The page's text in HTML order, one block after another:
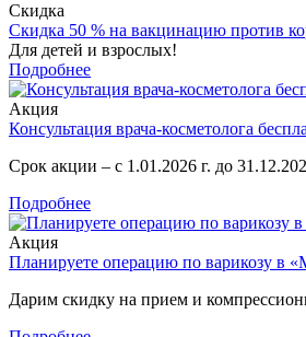
Скидка
Скидка 50 % на вакцинацию против
Для детей и взрослых!
Подробнее
Акция
Консультация врача-косметолога
Срок акции – с 1.01.2026 г. до
Подробнее
Акция
Планируете операцию по варикозу в
Дарим скидку на прием и